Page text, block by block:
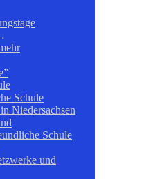
Schule
Niedersachsen
Schule
und